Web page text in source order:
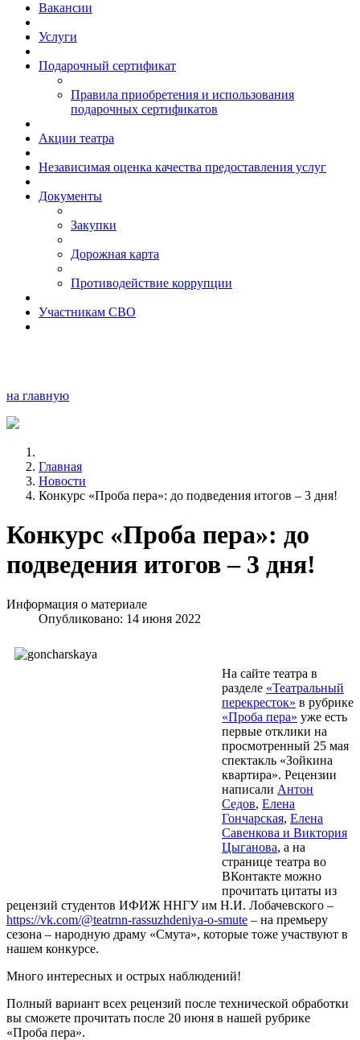
Вакансии
Услуги
Подарочный сертификат
Правила приобретения и использования
подарочных сертификатов
Акции театра
Независимая оценка качества предоставления услуг
Документы
Закупки
Дорожная карта
Противодействие коррупции
Участникам СВО
на главную
Главная
Новости
Конкурс «Проба пера»: до подведения итогов – 3 дня!
Конкурс «Проба пера»: до
подведения итогов – 3 дня!
Информация о материале
Опубликовано: 14 июня 2022
На сайте театра в
разделе «Театральный
перекресток» в рубрике
«Проба пера» уже есть
первые отклики на
просмотренный 25 мая
спектакль «Зойкина
квартира». Рецензии
написали Антон
Седов, Елена
Гончарская, Елена
Савенкова и Виктория
Цыганова, а на
странице театра во
ВКонтакте можно
прочитать цитаты из
рецензий студентов ИФИЖ ННГУ им Н.И. Лобачевского –
https://vk.com/@teatrnn-rassuzhdeniya-o-smute – на премьеру
сезона – народную драму «Смута», которые тоже участвуют в
нашем конкурсе.
Много интересных и острых наблюдений!
Полный вариант всех рецензий после технической обработки
вы сможете прочитать после 20 июня в нашей рубрике
«Проба пера».